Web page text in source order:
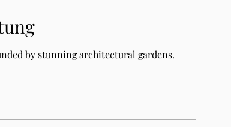
by stunning architectural gardens.